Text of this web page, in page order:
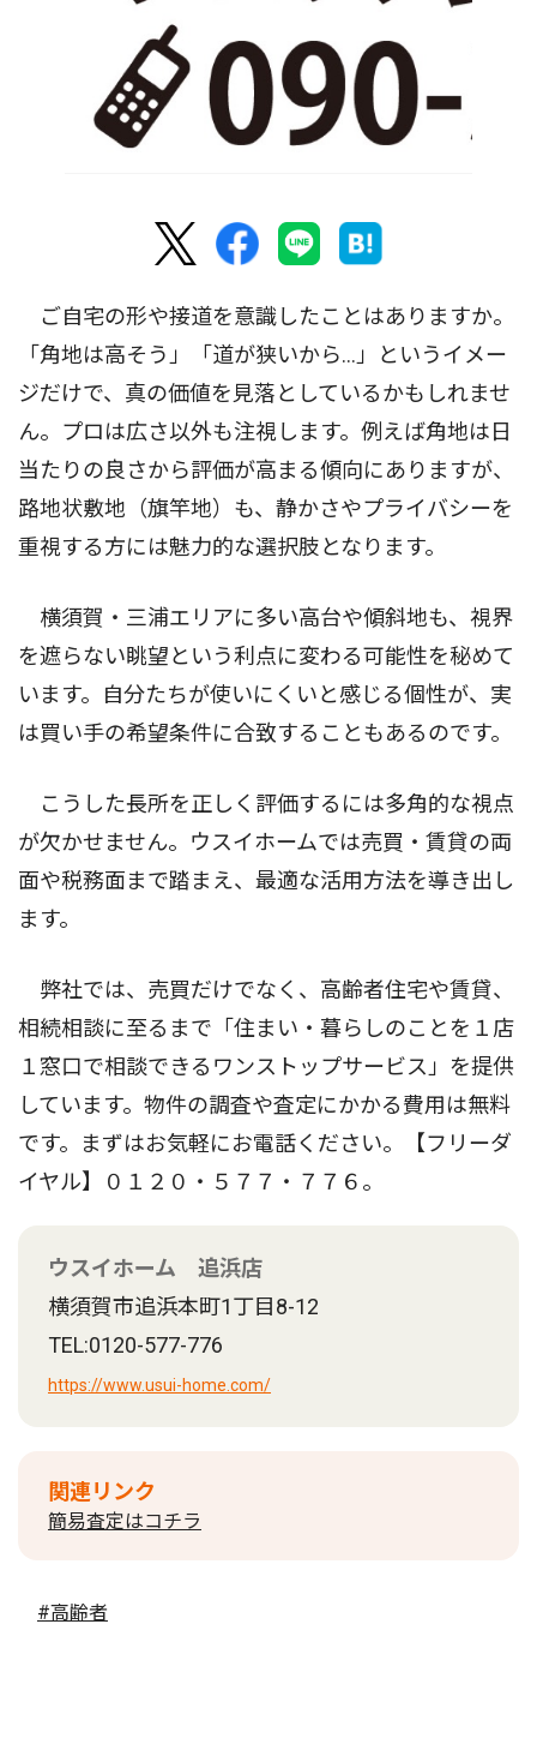
ご自宅の形や接道を意識したことはありますか。
「角地は高そう」「道が狭いから…」というイメー
ジだけで、真の価値を見落としているかもしれませ
ん。プロは広さ以外も注視します。例えば角地は日
当たりの良さから評価が高まる傾向にありますが、
路地状敷地（旗竿地）も、静かさやプライバシーを
重視する方には魅力的な選択肢となります。
横須賀・三浦エリアに多い高台や傾斜地も、視界
を遮らない眺望という利点に変わる可能性を秘めて
います。自分たちが使いにくいと感じる個性が、実
は買い手の希望条件に合致することもあるのです。
こうした長所を正しく評価するには多角的な視点
が欠かせません。ウスイホームでは売買・賃貸の両
面や税務面まで踏まえ、最適な活用方法を導き出し
ます。
弊社では、売買だけでなく、高齢者住宅や賃貸、
相続相談に至るまで「住まい・暮らしのことを１店
１窓口で相談できるワンストップサービス」を提供
しています。物件の調査や査定にかかる費用は無料
です。まずはお気軽にお電話ください。【フリーダ
イヤル】０１２０・５７７・７７６。
ウスイホーム 追浜店
横須賀市追浜本町1丁目8-12
TEL:0120-577-776
https://www.usui-home.com/
関連リンク
簡易査定はコチラ
#高齢者